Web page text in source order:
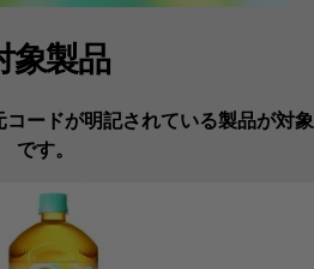
象製品
ードが明記されている製品が対象
です。